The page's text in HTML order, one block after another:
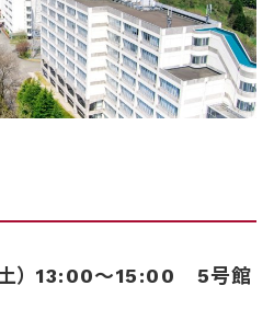
） 13:00～15:00 5号館